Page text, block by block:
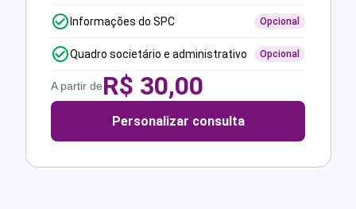
Informações do SPC Opcional
Quadro societário e administrativo Opcional
A partir deR$ 30,00
Personalizar consulta